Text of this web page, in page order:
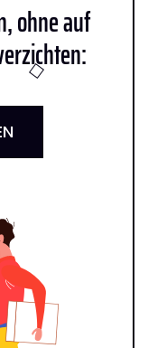
ohne auf